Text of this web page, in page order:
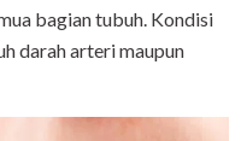
bagian tubuh. Kondisi
darah arteri maupun